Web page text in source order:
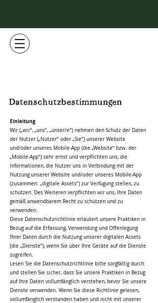
Datenschutzbestimmungen
Einleitung
Wir („wir“, „uns“, „unser/e“) nehmen den Schutz der Daten
der Nutzer („Nutzer“ oder „Sie“) unserer Website
und/oder unseres Mobile-App (die „Website“ bzw. der
„Mobile-App“) sehr ernst und verpflichten uns, die
Informationen, die Nutzer uns in Verbindung mit der
Nutzung unserer Website und/oder unseres Mobile-App
(zusammen: „digitale Assets“) zur Verfügung stellen, zu
schützen. Des Weiteren verpflichten wir uns, Ihre Daten
gemäß anwendbarem Recht zu schützen und zu
verwenden.
Diese Datenschutzrichtlinie erläutert unsere Praktiken in
Bezug auf die Erfassung, Verwendung und Offenlegung
Ihrer Daten durch die Nutzung unserer digitalen Assets
(die „Dienste“), wenn Sie über Ihre Geräte auf die Dienste
zugreifen.
Lesen Sie die Datenschutzrichtlinie bitte sorgfältig durch
und stellen Sie sicher, dass Sie unsere Praktiken in Bezug
auf Ihre Daten vollumfänglich verstehen, bevor Sie unsere
Dienste verwenden. Wenn Sie diese Richtlinie gelesen,
vollumfänglich verstanden haben und nicht mit unserer